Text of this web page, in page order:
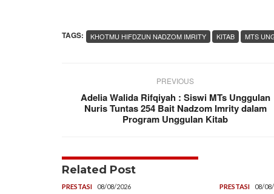
TAGS: KHOTMU HIFDZUN NADZOM IMRITY KITAB MTS
PREVIOUS
Adelia Walida Rifqiyah : Siswi MTs Unggulan
Nuris Tuntas 254 Bait Nadzom Imrity dalam
Program Unggulan Kitab
Related Post
PRESTASI 08/08/2026 PRESTASI 08/